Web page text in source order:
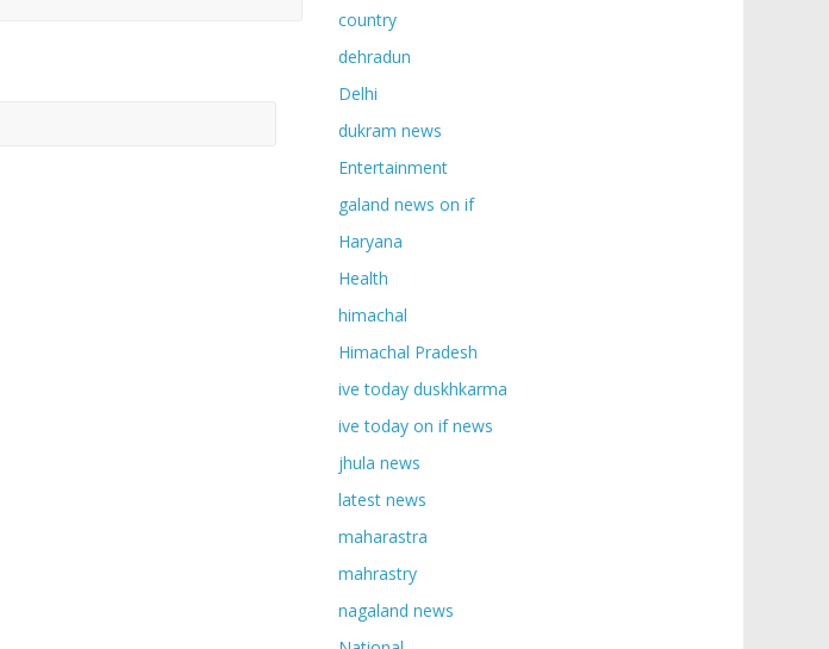
country
dehradun
Delhi
dukram news
Entertainment
galand news on if
Haryana
Health
himachal
Himachal Pradesh
ive today duskhkarma
ive today on if news
jhula news
latest news
maharastra
mahrastry
nagaland news